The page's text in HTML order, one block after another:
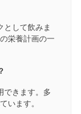
として飲みま
栄養計画の一
できます。多
います。